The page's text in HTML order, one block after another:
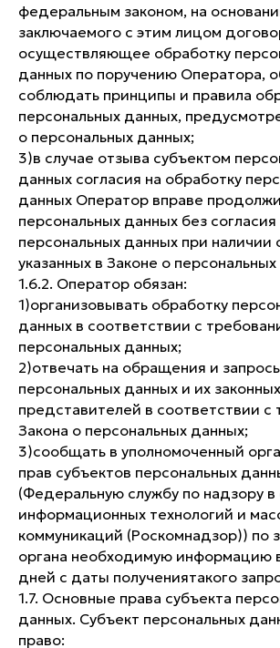
федеральным законом, на
заключаемого с этим лицом
осуществляющее обработку
данных по поручению Оператора,
соблюдать принципы и правила
персональных данных,
о персональных данных;
3)​в случае отзыва субъектом
данных согласия на обработку
данных Оператор вправе
персональных данных без согласия
персональных данных при наличии
указанных в Законе о
1.6.2. Оператор обязан:
1)​организовывать обработку
данных в соответствии с
персональных данных;
2)​отвечать на обращения и
персональных данных и их законных
представителей в соответствии с
Закона о персональных данных;
3)​сообщать в уполномоченный
прав субъектов персональных
(Федеральную службу по надзору в
информационных технологий и
коммуникаций (Роскомнадзор)) по
органа необходимую информацию
дней с даты получениятакого
1.7. Основные права субъекта
данных. Субъект персональных
право: